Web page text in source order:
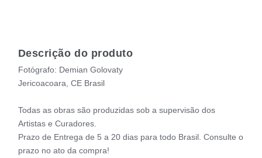
Descrição do produto
Fotógrafo: Demian Golovaty
Jericoacoara, CE Brasil
Todas as obras são produzidas sob a supervisão dos
Artistas e Curadores.
Prazo de Entrega de 5 a 20 dias para todo Brasil. Consulte o
prazo no ato da compra!